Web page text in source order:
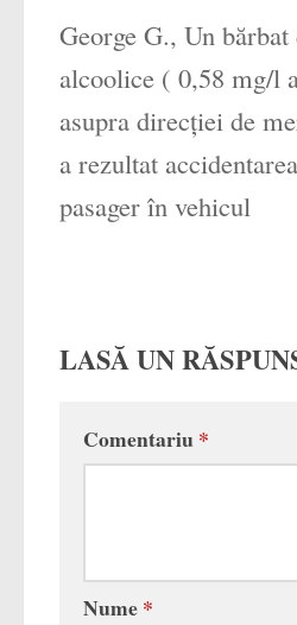
George G., Un
alcoolice ( 0,58 mg/l
asupra direcţiei de
a rezultat
pasager în vehicul
LASĂ UN
Comentariu*
Nume*